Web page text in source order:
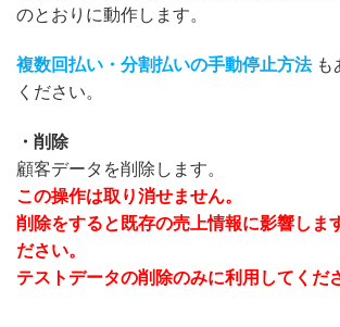
のとおりに動作します。
複数回払い・分割払いの手動停止方法
ください。
・削除
顧客データを削除します。
この操作は取り消せません。
削除をすると既存の売上情報に影響しま
ださい。
テストデータの削除のみに利用してくだ